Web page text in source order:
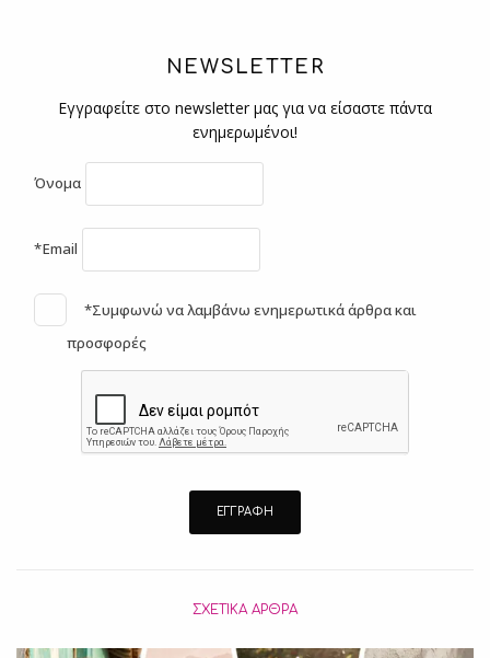
NEWSLETTER
Εγγραφείτε στο newsletter μας για να είσαστε πάντα
ενημερωμένοι!
Όνομα
*Email
*Συμφωνώ να λαμβάνω ενημερωτικά άρθρα και
προσφορές
ΣΧΕΤΙΚΆ ΆΡΘΡΑ